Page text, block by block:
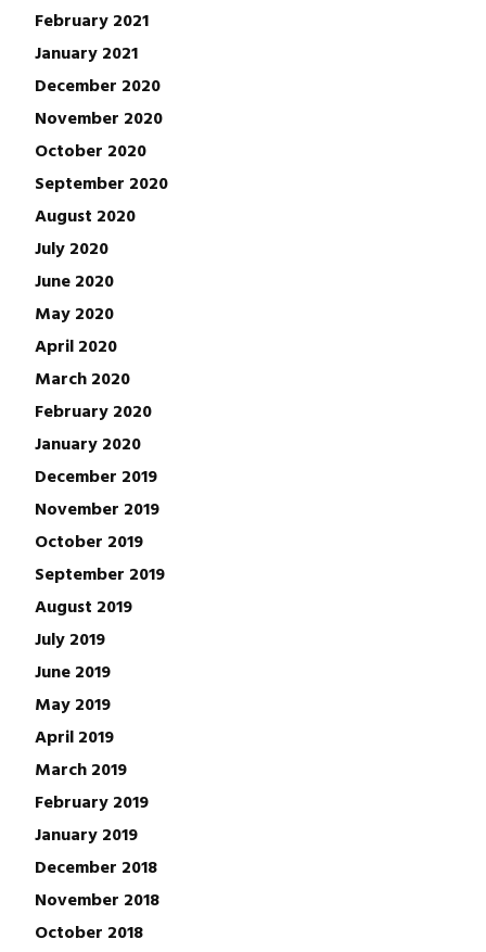
February 2021
January 2021
December 2020
November 2020
October 2020
September 2020
August 2020
July 2020
June 2020
May 2020
April 2020
March 2020
February 2020
January 2020
December 2019
November 2019
October 2019
September 2019
August 2019
July 2019
June 2019
May 2019
April 2019
March 2019
February 2019
January 2019
December 2018
November 2018
October 2018